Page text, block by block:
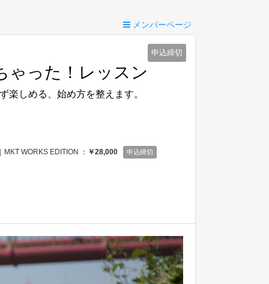
メンバーページ
申込締切
ゃった！レッスン
楽しめる、始め方を整えます。
WORKS EDITION ： ￥28,000 申込締切